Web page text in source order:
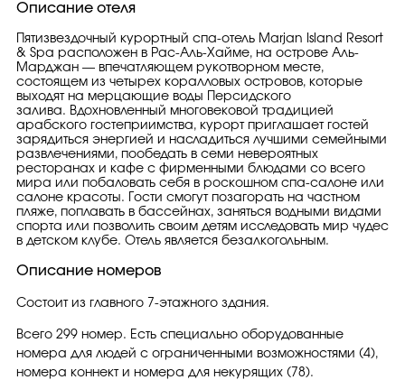
Описание отеля
Пятизвездочный курортный спа-отель Marjan Island Resort
& Spa расположен в Рас-Аль-Хайме, на острове Аль-
Марджан — впечатляющем рукотворном месте,
состоящем из четырех коралловых островов, которые
выходят на мерцающие воды Персидского
залива. Вдохновленный многовековой традицией
арабского гостеприимства, курорт приглашает гостей
зарядиться энергией и насладиться лучшими семейными
развлечениями, пообедать в семи невероятных
ресторанах и кафе с фирменными блюдами со всего
мира или побаловать себя в роскошном спа-салоне или
салоне красоты. Гости смогут позагорать на частном
пляже, поплавать в бассейнах, заняться водными видами
спорта или позволить своим детям исследовать мир чудес
в детском клубе. Отель является безалкогольным.
Описание номеров
Состоит из главного 7-этажного здания.
Всего 299 номер. Есть специально оборудованные
номера для людей с ограниченными возможностями (4),
номера коннект и номера для некурящих (78).